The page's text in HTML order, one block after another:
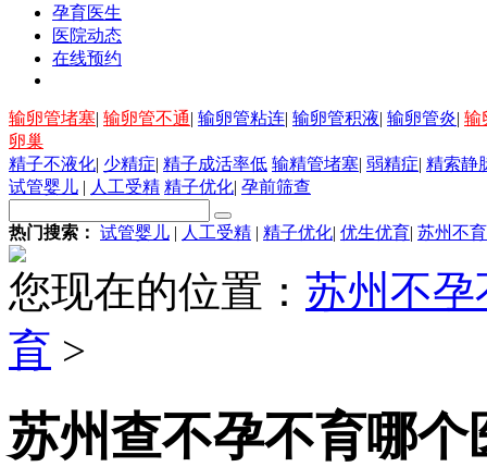
孕育医生
医院动态
在线预约
输卵管堵塞| 输卵管不通| 输卵管粘连| 输卵管积液| 输卵管炎| 输
卵巢
精子不液化| 少精症| 精子成活率低 输精管堵塞| 弱精症| 精索静
试管婴儿 | 人工受精 精子优化| 孕前筛查
热门搜索： 试管婴儿 | 人工受精 | 精子优化| 优生优育| 苏州不
您现在的位置： 苏州不
育 >
苏州查不孕不育哪个